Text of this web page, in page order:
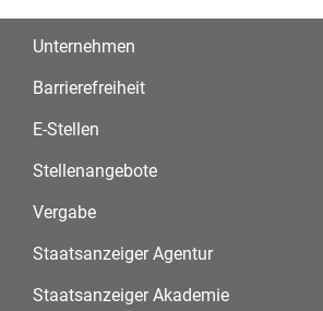
Unternehmen
Barrierefreiheit
E-Stellen
Stellenangebote
Vergabe
Staatsanzeiger Agentur
Staatsanzeiger Akademie